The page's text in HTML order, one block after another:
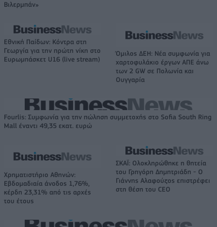
Βιλερμπάν»
Εθνική Παίδων: Κόντρα στη
Γεωργία για την πρώτη νίκη στο
Ευρωμπάσκετ U16 (live stream)
Όμιλος ΔΕΗ: Νέα συμφωνία για
χαρτοφυλάκιο έργων ΑΠΕ άνω
των 2 GW σε Πολωνία και
Ουγγαρία
Fourlis: Συμφωνία για την πώληση συμμετοχής στο Sofia South Ring
Mall έναντι 49,35 εκατ. ευρώ
Χρηματιστήριο Αθηνών:
Εβδομαδιαία άνοδος 1,76%,
κέρδη 23,31% από τις αρχές
του έτους
ΣΚΑΪ: Ολοκληρώθηκε η θητεία
του Γρηγόρη Δημητριάδη - Ο
Γιάννης Αλαφούζος επιστρέφει
στη θέση του CEO